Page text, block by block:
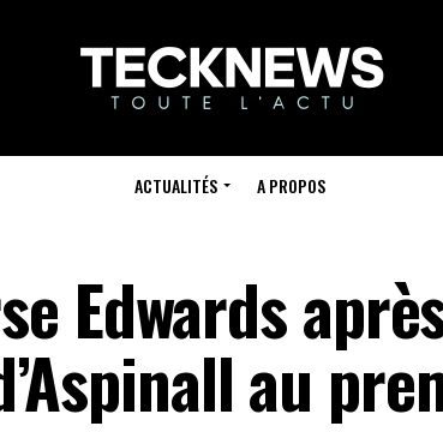
ACTUALITÉS A PROPOS
Edwards
au